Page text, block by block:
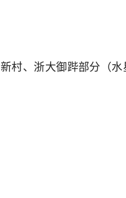
村、浙大御跸部分（